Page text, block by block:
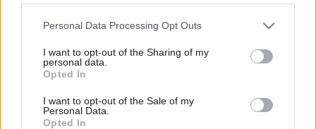
Please note that this website/app uses one or more Google
not limited to your visit or usage behaviour. You may click to
grant or deny consent to Google and its third-party tags to
use your data for below specified purposes in below Google
consent section.
Personal Data Processing Opt Outs
I want to opt-out of the Sharing of my
personal data.
Opted In
I want to opt-out of the Sale of my
Personal Data.
Opted In
A Kolorádó idén is vállalja, amit vállalni kell: kísérleti
formációk törik majd meg könnyűzenei hullámokat:
hallható lesz aCsicskakoporsó, aMesmerismus
Porteleki Ároknevet viselő projekt is. Idén először
lesz d’n’b a The Hive
Mankind,Aga2l,Barbad,Hexcode
Slym &
Szoliver,Bodoo, Galactic Jackson